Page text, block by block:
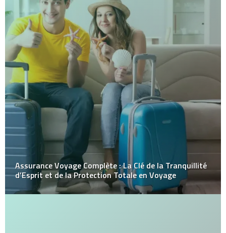
Assurance Voyage Complète : La Clé de la Tranquillité
d’Esprit et de la Protection Totale en Voyage